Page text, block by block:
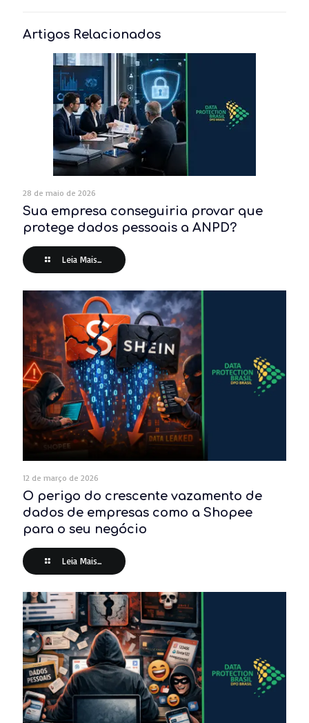
Artigos Relacionados
28 de maio de 2026
Sua empresa conseguiria provar que
protege dados pessoais a ANPD?
Leia Mais...
12 de março de 2026
O perigo do crescente vazamento de
dados de empresas como a Shopee
para o seu negócio
Leia Mais...